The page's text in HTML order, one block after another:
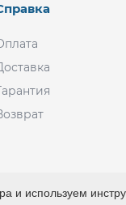
и используем